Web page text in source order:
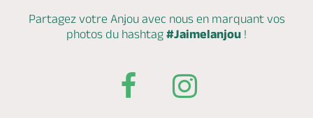
Partagez votre Anjou avec nous en marquantvos
photos du hashtag #Jaimelanjou !